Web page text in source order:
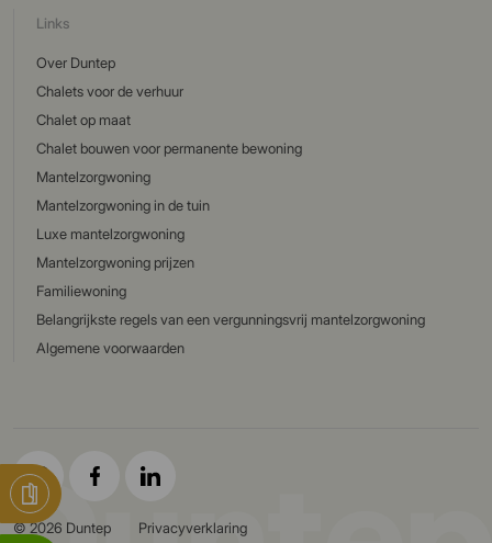
Links
Over Duntep
Chalets voor de verhuur
Chalet op maat
Chalet bouwen voor permanente bewoning
Mantelzorgwoning
Mantelzorgwoning in de tuin
Luxe mantelzorgwoning
Mantelzorgwoning prijzen
Familiewoning
Belangrijkste regels van een vergunningsvrij mantelzorgwoning
Algemene voorwaarden
© 2026 Duntep Privacyverklaring